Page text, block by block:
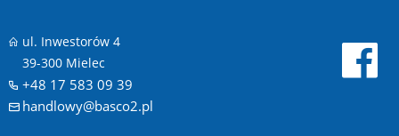
ul. Inwestorów 4
39-300 Mielec
+48 17 583 09 39
handlowy@basco2.pl